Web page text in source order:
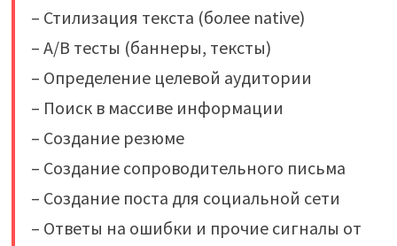
– Стилизация текста (более native)
– A/B тесты (баннеры, тексты)
– Определение целевой аудитории
– Поиск в массиве информации
– Создание резюме
– Создание сопроводительного письма
– Создание поста для социальной сети
– Ответы на ошибки и прочие сигналы от